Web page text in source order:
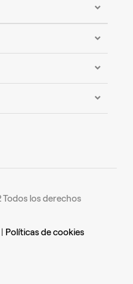
Todos los derechos
| Políticas de cookies